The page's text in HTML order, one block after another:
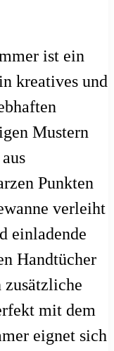
ist ein
kreatives und
Mustern
Punkten
verleiht
einladende
Handtücher
zusätzliche
mit dem
eignet sich